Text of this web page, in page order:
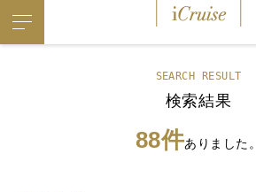
SEARCH RESULT
検索結果
88件ありました。